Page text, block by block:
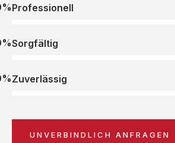
Professionell
Sorgfältig
Zuverlässig
UNVERBINDLICH ANFRAGEN